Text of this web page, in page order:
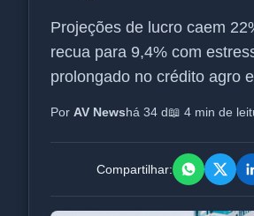
Projeções de lucro caem
recua para 9,4% com
prolongado no crédito agro
Por AV Newshá 34 d📖 4 min de
Compartilhar: